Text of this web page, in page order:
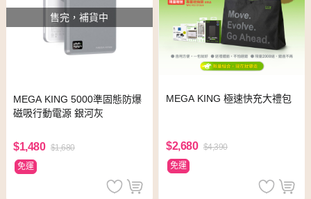
售完，補貨中
MEGA KING 5000準固態防爆
磁吸行動電源 銀河灰
$1,480 $1,680
免運
MEGA KING 極速快充大禮包
$2,680 $4,390
免運